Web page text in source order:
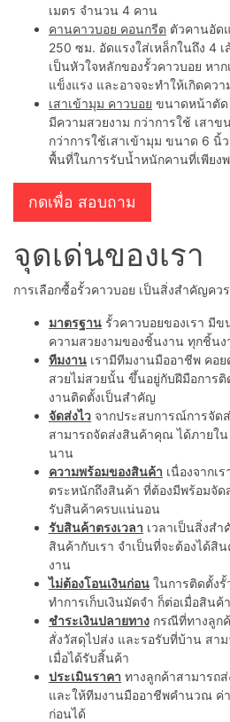
เมตร จำนวน 4 คาน
คานคาวบอย คอนกรีต ตัวคานอัด
250 ซม. อัดแรงใส่เหล็กในถึง 4
เป็นหัวใจหลักของรั้วคาวบอย หา
แข็งแรง และอาจจะทำให้เกิดควา
เสาเข้ามุม คาวบอย ขนาดหน้าตัด
มีความสวยงาม กว่าการใช้ เสา
กว่าการใช้เสาเข้ามุม ขนาด 6 นิ้
พื้นที่ในการรับน้ำหนักคานที่เพียง
กดเพื่อ สอบถาม
จุดเด่นของเรา
การเลือกซื้อรั้วคาวบอย เป็นสิ่งสำคัญคว
มาตรฐาน รั้วคาวบอยของเรา มี
ความสวยงามของชิ้นงาน ทุกชิ้น
ทีมงาน เรามีทีมงานมืออาชีพ คอ
สวยไม่สวยนั้น ขึ้นอยู่กับฝีมือการ
งานติดตั้งเป็นสำคัญ
จัดส่งไว จากประสบการณ์การจัด
สามารถจัดส่งสินค้าคุณ ได้ภายใ
นาน
ความพร้อมของสินค้า เนื่องจากเ
ตระหนักถึงสินค้า ที่ต้องมีพร้อมจัด
รับสินค้าครบแน่นอน
รับสินค้าตรงเวลา เวลาเป็นสิ่งส
สินค้ากับเรา จำเป็นที่จะต้องได้สิ
งาน
ไม่ต้องโอนเงินก่อน ในการติดตั้งรั้
ทำการเก็บเงินมัดจำ ก็ต่อเมื่อสิน
ชำระเงินปลายทาง กรณีที่ทางลูก
สั่งวัสดุไปส่ง และรอรับที่บ้าน สา
เมื่อได้รับสิ้นค้า
ประเมินราคา ทางลูกค้าสามารถ
และให้ทีมงานมืออาชีพคำนวณ ค่
ก่อนได้